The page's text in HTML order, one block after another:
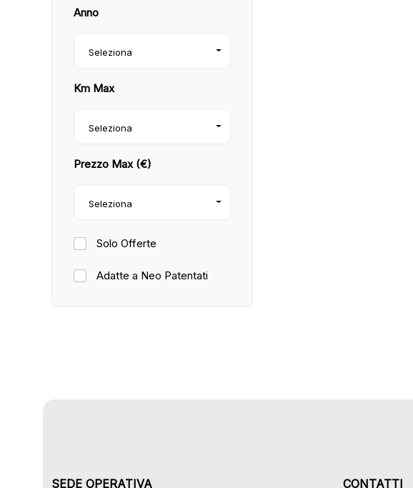
Anno
Seleziona
Km Max
Seleziona
Prezzo Max (€)
Seleziona
Solo Offerte
Adatte a Neo Patentati
SEDE OPERATIVA
CONTATTI